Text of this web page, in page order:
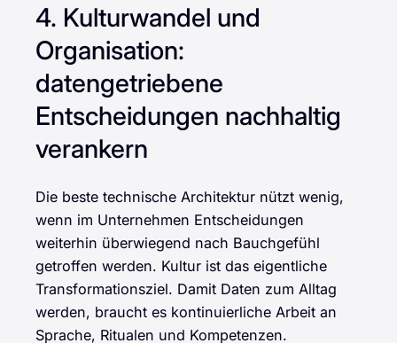
4. Kulturwandel und
Organisation:
datengetriebene
Entscheidungen nachhaltig
verankern
Die beste technische Architektur nützt wenig,
wenn im Unternehmen Entscheidungen
weiterhin überwiegend nach Bauchgefühl
getroffen werden. Kultur ist das eigentliche
Transformationsziel. Damit Daten zum Alltag
werden, braucht es kontinuierliche Arbeit an
Sprache, Ritualen und Kompetenzen.